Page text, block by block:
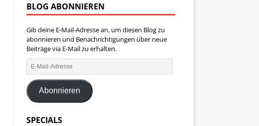
BLOG ABONNIEREN
Gib deine E-Mail-Adresse an, um diesen Blog zu
abonnieren und Benachrichtigungen über neue
Beiträge via E-Mail zu erhalten.
Abonnieren
SPECIALS